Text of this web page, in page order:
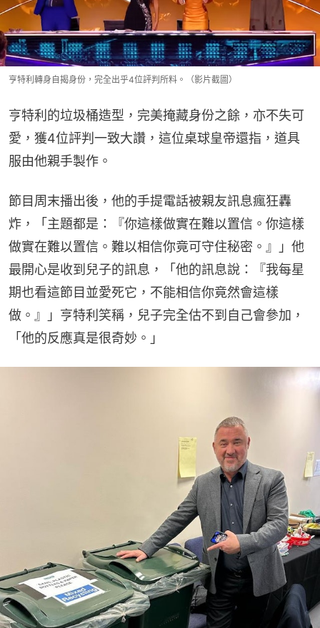
亨特利轉身自揭身份，完全出乎4位評判所料。（影片截圖）
亨特利的垃圾桶造型，完美掩藏身份之餘，亦不失可
愛，獲4位評判一致大讚，這位桌球皇帝還指，道具
服由他親手製作。
節目周末播出後，他的手提電話被親友訊息瘋狂轟
炸，「主題都是：『你這樣做實在難以置信。你這樣
做實在難以置信。難以相信你竟可守住秘密。』」他
最開心是收到兒子的訊息，「他的訊息說：『我每星
期也看這節目並愛死它，不能相信你竟然會這樣
做。』」亨特利笑稱，兒子完全估不到自己會參加，
「他的反應真是很奇妙。」